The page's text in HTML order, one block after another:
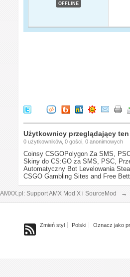
OFFLINE
Użytkownicy przeglądający
0 użytkowników, 0 gości, 0 anonimowych
Coinsy CSGOPolygon Za SMS,
Skiny do CS:GO za SMS, PSC,
Automatyczny Bot Levelowania
CSGO Gambling Sites and Free
AMXX.pl: Support AMX Mod X i SourceMod →
Zmień styl Polski Oznacz jako